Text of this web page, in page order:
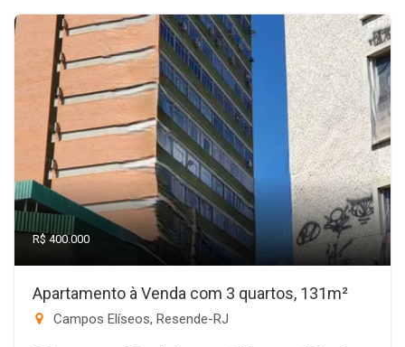
R$ 400.000
Apartamento à Venda com 3 quartos, 131m²
Campos Elíseos, Resende-RJ